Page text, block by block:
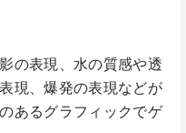
の表現、水の質感や透
現、爆発の表現などが
あるグラフィックでゲ